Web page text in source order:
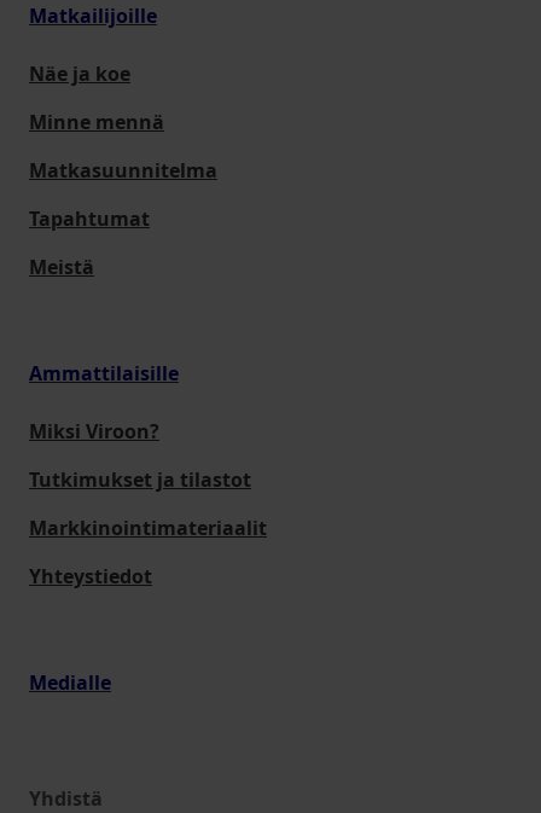
Matkailijoille
Näe ja koe
Minne mennä
Matkasuunnitelma
Tapahtumat
Meistä
Ammattilaisille
Miksi Viroon?
Tutkimukset ja tilastot
Markkinointimateriaalit
Yhteystiedot
Medialle
Yhdistä